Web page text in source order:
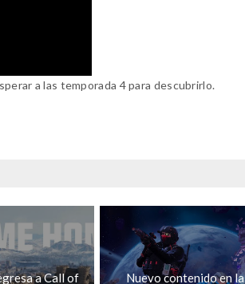
a las temporada 4 para descubrirlo.
a Call of
Nuevo contenido en la